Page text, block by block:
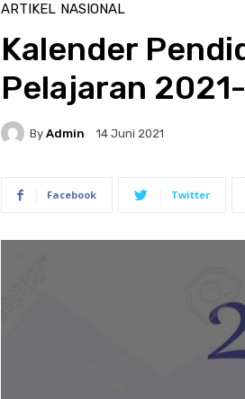
ARTIKEL NASIONAL
Kalender
Pelajaran
By Admin 14 Juni 2021
Facebook Twitter